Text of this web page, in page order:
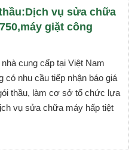
vụ sửa chữa
giặt công
cung cấp tại Việt Nam
nhu cầu tiếp nhận báo giá
thầu, làm cơ sở tổ chức lựa
vụ sửa chữa máy hấp tiệt